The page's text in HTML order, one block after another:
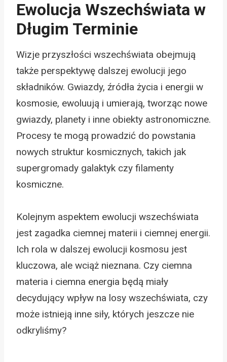
Ewolucja Wszechświata w
Długim Terminie
Wizje przyszłości wszechświata obejmują
także perspektywę dalszej ewolucji jego
składników. Gwiazdy, źródła życia i energii w
kosmosie, ewoluują i umierają, tworząc nowe
gwiazdy, planety i inne obiekty astronomiczne.
Procesy te mogą prowadzić do powstania
nowych struktur kosmicznych, takich jak
supergromady galaktyk czy filamenty
kosmiczne.
Kolejnym aspektem ewolucji wszechświata
jest zagadka ciemnej materii i ciemnej energii.
Ich rola w dalszej ewolucji kosmosu jest
kluczowa, ale wciąż nieznana. Czy ciemna
materia i ciemna energia będą miały
decydujący wpływ na losy wszechświata, czy
może istnieją inne siły, których jeszcze nie
odkryliśmy?